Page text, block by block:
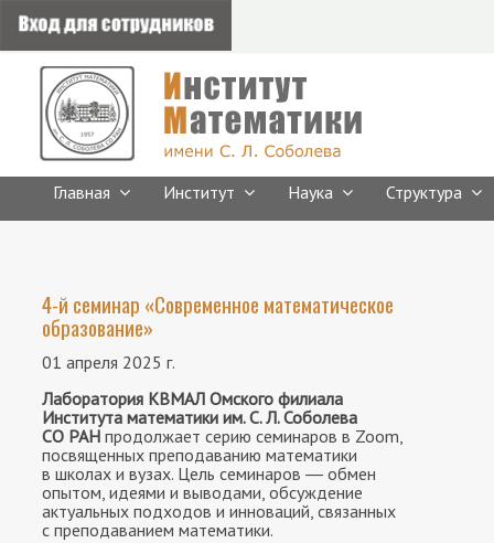
Главная Институт Наука Структура
4-й семинар «Современное математическое
образование»
01 апреля 2025 г.
Лаборатория КВМАЛ Омского филиала
Института математики им. С. Л. Соболева
СО РАН продолжает серию семинаров в Zoom,
посвященных преподаванию математики
в школах и вузах. Цель семинаров ― обмен
опытом, идеями и выводами, обсуждение
актуальных подходов и инноваций, связанных
с преподаванием математики.